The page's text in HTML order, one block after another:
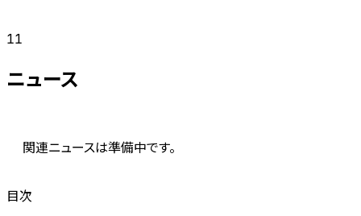
11
ニュース
関連ニュースは準備中です。
目次